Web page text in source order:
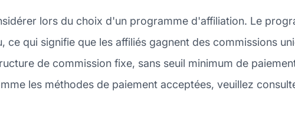
lors du choix d'un programme d'affiliation. Le
qui signifie que les affiliés gagnent des commissions
de commission fixe, sans seuil minimum de
les méthodes de paiement acceptées, veuillez